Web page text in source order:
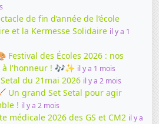
de fin d’année de l’école
et la Kermesse Solidaire il y a 1
Festival des Écoles 2026 : nos
à l'honneur ! 🎶✨ il y a 1 mois
du 21mai 2026 il y a 2 mois
Un grand Set Setal pour agir
! il y a 2 mois
médicale 2026 des GS et CM2 il y a